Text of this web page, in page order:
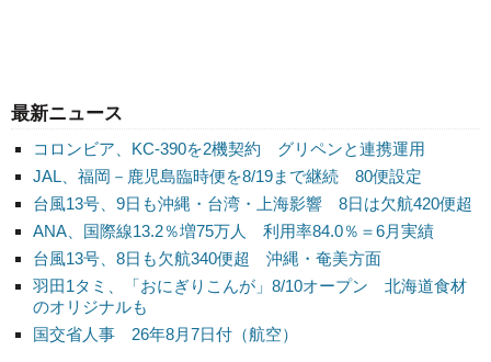
最新ニュース
コロンビア、KC-390を2機契約 グリペンと連携運用
JAL、福岡－鹿児島臨時便を8/19まで継続 80便設定
台風13号、9日も沖縄・台湾・上海影響 8日は欠航420便超
ANA、国際線13.2％増75万人 利用率84.0％＝6月実績
台風13号、8日も欠航340便超 沖縄・奄美方面
羽田1タミ、「おにぎりこんが」8/10オープン 北海道食材
のオリジナルも
国交省人事 26年8月7日付（航空）